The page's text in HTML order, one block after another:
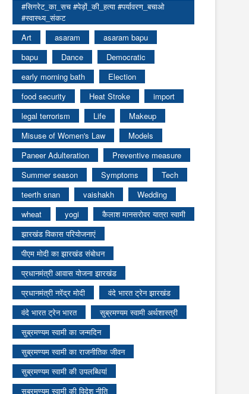
#सिगरेट_का_सच #पेड़ों_की_हत्या #पर्यावरण_बचाओ
#स्वास्थ्य_संकट
Art
asaram
asaram bapu
bapu
Dance
Democratic
early morning bath
Election
food security
Heat Stroke
import
legal terrorism
Life
Makeup
Misuse of Women's Law
Models
Paneer Adulteration
Preventive measure
Summer season
Symptoms
Tech
teerth snan
vaishakh
Wedding
wheat
yogi
कैलाश मानसरोवर यात्रा स्वामी
झारखंड विकास परियोजनाएं
पीएम मोदी का झारखंड संबोधन
प्रधानमंत्री आवास योजना झारखंड
प्रधानमंत्री नरेंद्र मोदी
वंदे भारत ट्रेन झारखंड
वंदे भारत ट्रेन भारत
सुब्रमण्यम स्वामी अर्थशास्त्री
सुब्रमण्यम स्वामी का जन्मदिन
सुब्रमण्यम स्वामी का राजनीतिक जीवन
सुब्रमण्यम स्वामी की उपलब्धियां
सुब्रमण्यम स्वामी की विदेश नीति